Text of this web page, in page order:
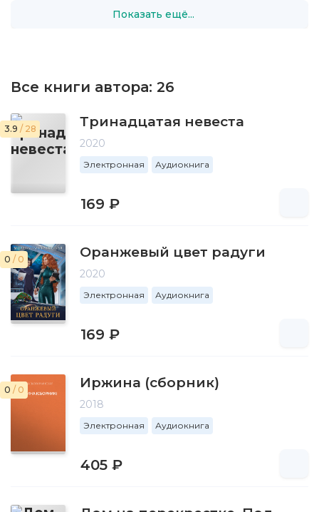
Показать ещё...
Все книги автора: 26
3.9 / 28 Тринадцатая невеста
2020
Электронная Аудиокнига
169 ₽
0 / 0 Оранжевый цвет радуги
2020
Электронная Аудиокнига
169 ₽
0 / 0 Иржина (сборник)
2018
Электронная Аудиокнига
405 ₽